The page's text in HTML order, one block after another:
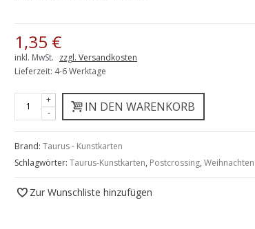
1,35 €
inkl. MwSt. zzgl. Versandkosten
Lieferzeit: 4-6 Werktage
-
+ IN DEN WARENKORB
Brand: Taurus - Kunstkarten
Schlagwörter: Taurus-Kunstkarten, Postcrossing, Weihnachten
Zur Wunschliste hinzufügen